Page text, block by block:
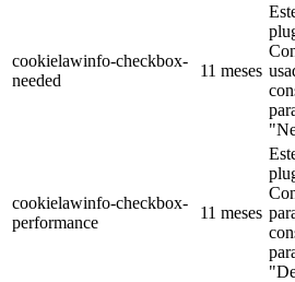
cookielawinfo-checkbox-
needed
11 meses
cookielawinfo-checkbox-
performance
11 meses